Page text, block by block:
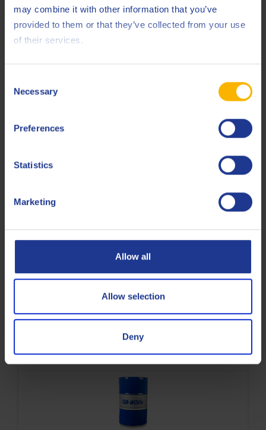
may combine it with other information that you’ve
provided to them or that they’ve collected from your use
of their services.
Selection
Necessary
Preferences
Statistics
Marketing
Allow all
Allow selection
Deny
JASO DH-2
MB 228.61 (DTFR 15C130)
Volvo
Gasmotorolie